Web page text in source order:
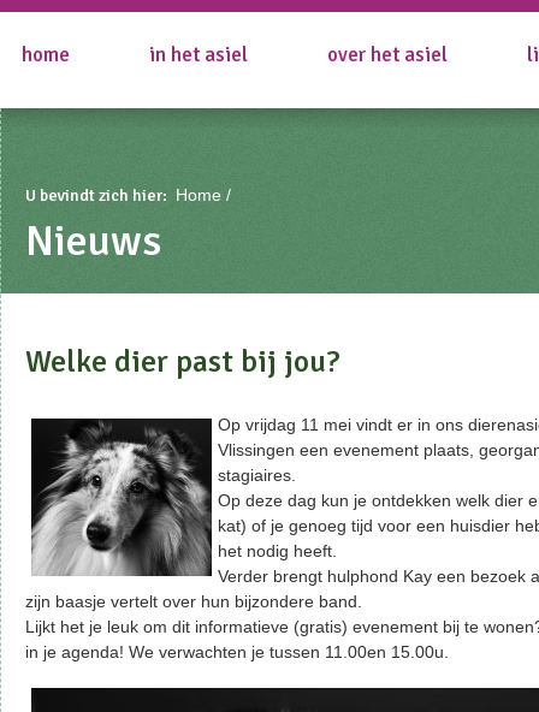
home in het asiel over het asiel
U bevindt zich hier: Home
Nieuws
Welke dier past bij jou?
Op vrijdag 11 mei vindt er in ons
Vlissingen een evenement plaats,
stagiaires.
Op deze dag kun je ontdekken welk dier
kat) of je genoeg tijd voor een huisdier
het nodig heeft.
Verder brengt hulphond Kay een bezoek
zijn baasje vertelt over hun bijzondere band.
Lijkt het je leuk om dit informatieve (gratis) evenement bij te
in je agenda! We verwachten je tussen 11.00en 15.00u.